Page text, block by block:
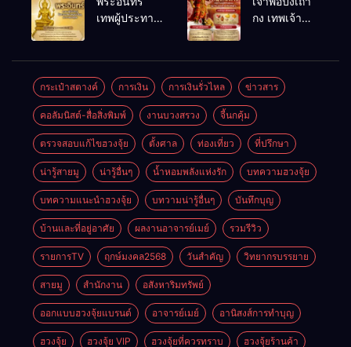
ดวง ปรับร้าน
ให้ลูกค้าแน่น
เทพผู้ประทาน
กง เทพเจ้า
กระเป๋าสตางค์ การเงิน การเงินรั่วไหล ข่าวสาร
คอลัมนิสต์-สื่อสิ่งพิมพ์ งานบวงสรวง จี้นกคุ้ม
ตรวจสอบแก้ไขฮวงจุ้ย ตั้งศาล ท่องเที่ยว ที่ปรึกษา
น่ารู้สายมู น่ารู้อื่นๆ น้ำหอมพลังแห่งรัก บทความฮวงจุ้ย
บทความแนะนำฮวงจุ้ย บทวามน่ารู้อื่นๆ บันทึกบุญ
บ้านและที่อยู่อาศัย ผลงานอาจารย์เมย์ รวมรีวิว
รายการTV ฤกษ์มงคล2568 วันสำคัญ วิทยากรบรรยาย
สายมู สำนักงาน อสังหาริมทรัพย์
ออกแบบฮวงจุ้ยแบรนด์ อาจารย์เมย์ อานิสงส์การทำบุญ
ฮวงจุ้ย ฮวงจุ้ย VIP ฮวงจุ้ยที่ควรทราบ ฮวงจุ้ยร้านค้า